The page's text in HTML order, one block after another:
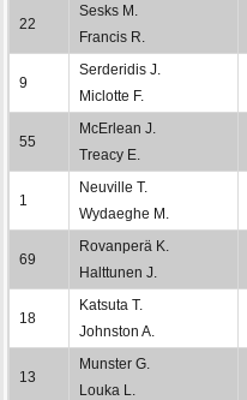
22
Sesks M.
Francis R.
9
Serderidis J.
Miclotte F.
55
McErlean J.
Treacy E.
1
Neuville T.
Wydaeghe M.
69
Rovanperä K.
Halttunen J.
18
Katsuta T.
Johnston A.
13
Munster G.
Louka L.